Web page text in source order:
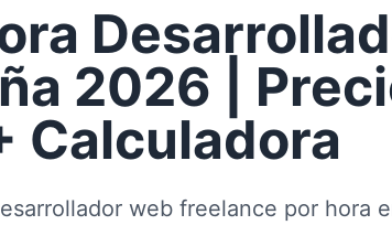
2026 |
Calculadora
web freelance por hora